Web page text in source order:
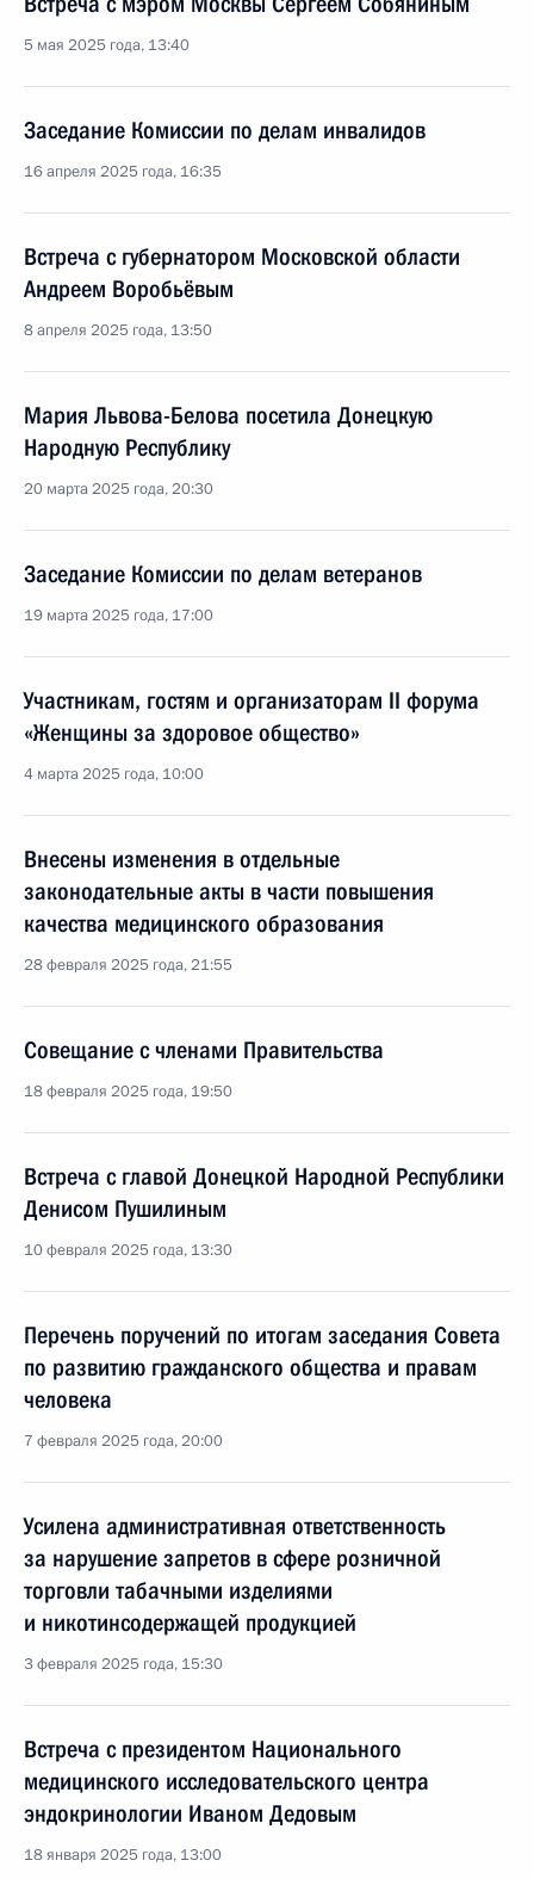
5 мая 2025 года, 13:40
Заседание Комиссии по делам инвалидов
16 апреля 2025 года, 16:35
Встреча с губернатором Московской области
Андреем Воробьёвым
8 апреля 2025 года, 13:50
Мария Львова-Белова посетила Донецкую
Народную Республику
20 марта 2025 года, 20:30
Заседание Комиссии по делам ветеранов
19 марта 2025 года, 17:00
Участникам, гостям и организаторам II форума
«Женщины за здоровое общество»
4 марта 2025 года, 10:00
Внесены изменения в отдельные
законодательные акты в части повышения
качества медицинского образования
28 февраля 2025 года, 21:55
Совещание с членами Правительства
18 февраля 2025 года, 19:50
Встреча с главой Донецкой Народной Республики
Денисом Пушилиным
10 февраля 2025 года, 13:30
Перечень поручений по итогам заседания Совета
по развитию гражданского общества и правам
человека
7 февраля 2025 года, 20:00
Усилена административная ответственность
за нарушение запретов в сфере розничной
торговли табачными изделиями
и никотинсодержащей продукцией
3 февраля 2025 года, 15:30
Встреча с президентом Национального
медицинского исследовательского центра
эндокринологии Иваном Дедовым
18 января 2025 года, 13:00